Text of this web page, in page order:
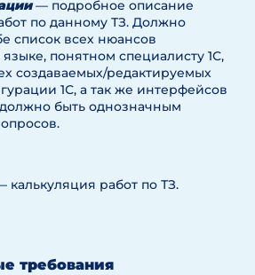
— подробное описание
по данному ТЗ. Должно
список всех нюансов
понятном специалисту 1С,
создаваемых/редактируемых
1С, а так же интерфейсов
быть однозначным
калькуляция работ по ТЗ.
требования